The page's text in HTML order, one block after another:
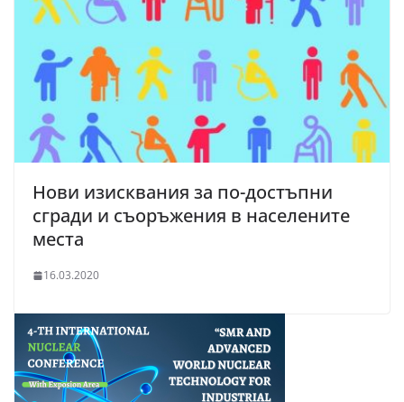
Нови изисквания за по-достъпни
сгради и съоръжения в населените
места
16.03.2020